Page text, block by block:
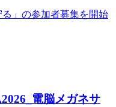
」の参加者募集を開始
電脳メガネサ